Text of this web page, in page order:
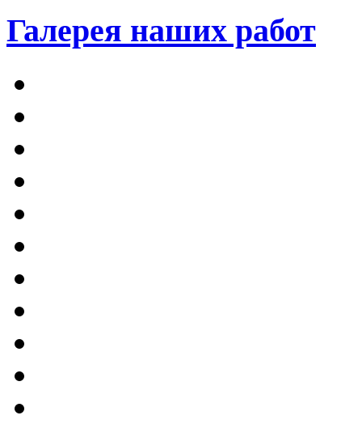
Галерея наших работ